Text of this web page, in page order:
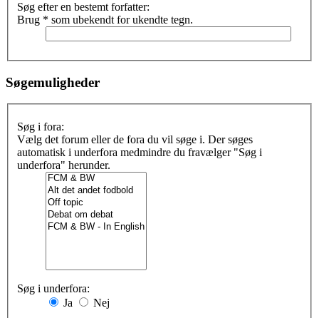
Søg efter en bestemt forfatter:
Brug * som ubekendt for ukendte tegn.
Søgemuligheder
Søg i fora:
Vælg det forum eller de fora du vil søge i. Der søges
automatisk i underfora medmindre du fravælger "Søg i
underfora" herunder.
Søg i underfora:
Ja
Nej